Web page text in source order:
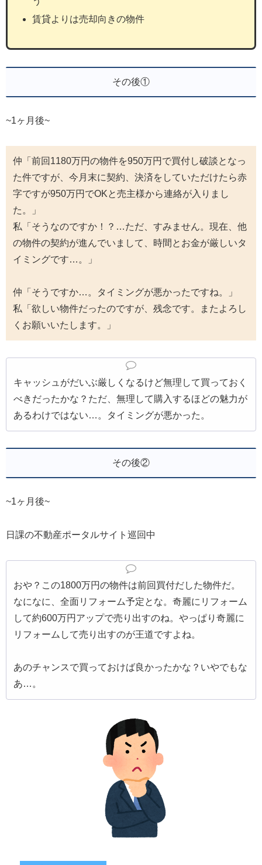
賃貸よりは売却向きの物件
その後①
~1ヶ月後~
仲「前回1180万円の物件を950万円で買付し破談となっ
た件ですが、今月末に契約、決済をしていただけたら赤
字ですが950万円でOKと売主様から連絡が入りまし
た。」
私「そうなのですか！？…ただ、すみません。現在、他
の物件の契約が進んでいまして、時間とお金が厳しいタ
イミングです…。」
仲「そうですか…。タイミングが悪かったですね。」
私「欲しい物件だったのですが、残念です。またよろし
くお願いいたします。」
キャッシュがだいぶ厳しくなるけど無理して買っておく
べきだったかな？ただ、無理して購入するほどの魅力が
あるわけではない…。タイミングが悪かった。
その後②
~1ヶ月後~
日課の不動産ポータルサイト巡回中
おや？この1800万円の物件は前回買付だした物件だ。
なになに、全面リフォーム予定とな。奇麗にリフォーム
して約600万円アップで売り出すのね。やっぱり奇麗に
リフォームして売り出すのが王道ですよね。
あのチャンスで買っておけば良かったかな？いやでもな
あ…。